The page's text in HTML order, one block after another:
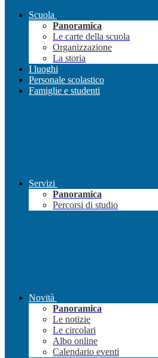
Scuola
Panoramica
Le carte della scuola
Organizzazione
La storia
I luoghi
Personale scolastico
Famiglie e studenti
Servizi
Panoramica
Percorsi di studio
Novità
Panoramica
Le notizie
Le circolari
Albo online
Calendario eventi